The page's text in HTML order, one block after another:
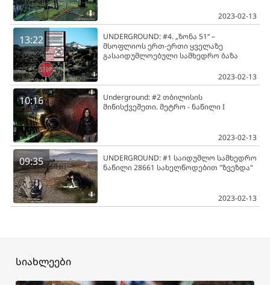
2023-02-13
13:22
UNDERGROUND: #4. „ზონა 51“ –
მსოფლიოს ერთ-ერთი ყველაზე
გასაიდუმლოებული სამხედრო ბაზა
2023-02-13
10:16
Underground: #2 თბილისის
მიწისქვეშეთი. მეტრო - ნაწილი I
2023-02-13
09:35
UNDERGROUND: #1 საიდუმლო სამხედრო
ნაწილი 28661 სახელწოდებით "ზვეზდა"
2023-02-13
სიახლეები